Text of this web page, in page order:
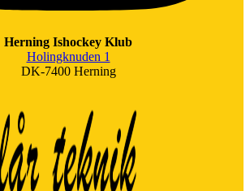
Herning Ishockey Klub
Holingknuden 1
DK-7400 Herning